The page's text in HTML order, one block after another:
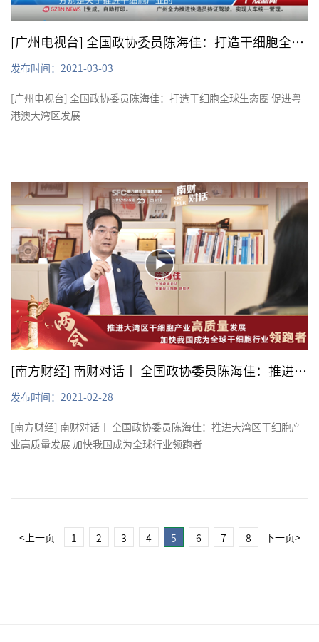
[广州电视台] 全国政协委员陈海佳：打造干细胞全球生态圈 促进粤港澳大湾区发展
发布时间：2021-03-03
[广州电视台] 全国政协委员陈海佳：打造干细胞全球生态圈 促进粤
港澳大湾区发展
[南方财经] 南财对话丨 全国政协委员陈海佳：推进大湾区干细胞产业高质量发展 加快我国成为全球行业领跑者
发布时间：2021-02-28
[南方财经] 南财对话丨 全国政协委员陈海佳：推进大湾区干细胞产
业高质量发展 加快我国成为全球行业领跑者
<上一页 1 2 3 4 5 6 7 8 下一页>